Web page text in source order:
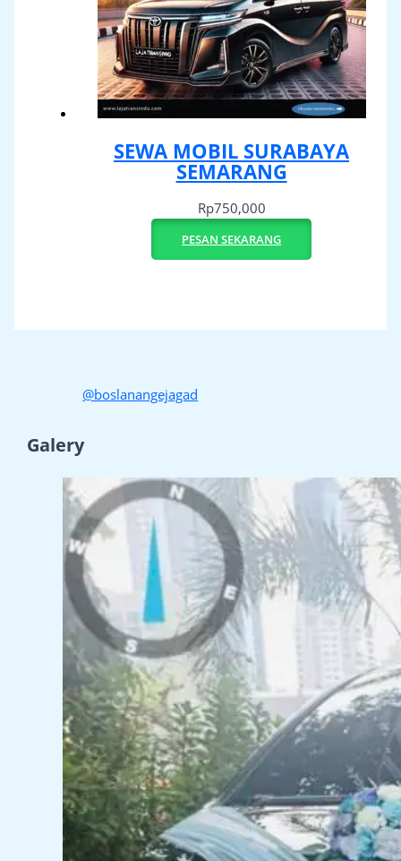
SEWA MOBIL SURABAYA
SEMARANG
Rp750,000
PESAN SEKARANG
@boslanangejagad
Galery